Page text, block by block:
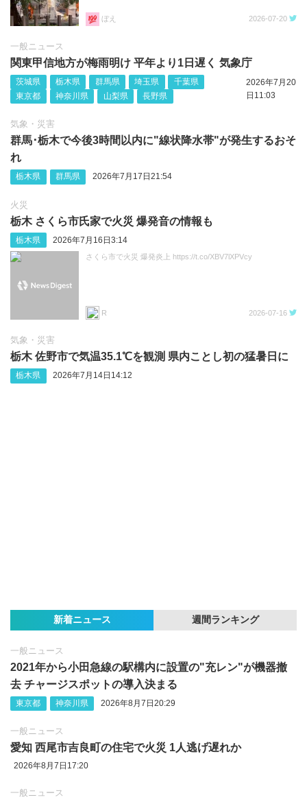
ぼえ 2026-07-20
一般ニュース
関東甲信地方が梅雨明け 平年より1日遅く 気象庁
茨城県 栃木県 群馬県 埼玉県
千葉県
東京都
神奈川県 山梨県 長野県
2026年7月20
日11:03
気象・災害
群馬･栃木で今後3時間以内に"線状降水帯"が発生するおそ
れ
栃木県 群馬県 2026年7月17日21:54
火災
栃木 さくら市氏家で火災 爆発音の情報も
栃木県 2026年7月16日3:14
さくら市で火災 爆発炎上 https://t.co/XBV7lXPVcy
R 2026-07-16
気象・災害
栃木 佐野市で気温35.1℃を観測 県内ことし初の猛暑日に
栃木県 2026年7月14日14:12
新着ニュース 週間ランキング
一般ニュース
2021年から小田急線の駅構内に設置の"充レン"が機器撤
去 チャージスポットの導入決まる
東京都 神奈川県 2026年8月7日20:29
一般ニュース
愛知 西尾市吉良町の住宅で火災 1人逃げ遅れか
2026年8月7日17:20
一般ニュース